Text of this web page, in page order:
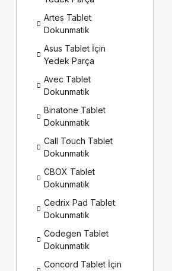
Artes Tablet
Dokunmatik
Asus Tablet İçin
Yedek Parça
Avec Tablet
Dokunmatik
Binatone Tablet
Dokunmatik
Call Touch Tablet
Dokunmatik
CBOX Tablet
Dokunmatik
Cedrix Pad Tablet
Dokunmatik
Codegen Tablet
Dokunmatik
Concord Tablet İçin